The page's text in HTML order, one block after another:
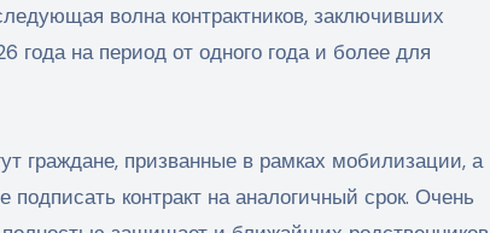
волна контрактников, заключивших
года на период от одного года и более для
граждане, призванные в рамках мобилизации, а
контракт на аналогичный срок. Очень